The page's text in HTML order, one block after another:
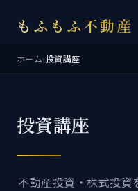
もふもふ不動産
ホーム›投資講座
投資講座
不動産投資・株式投